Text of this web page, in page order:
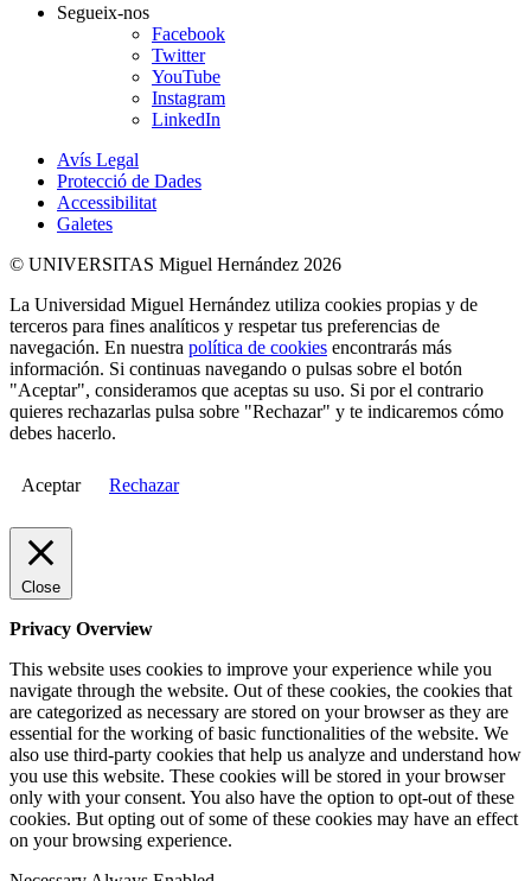
Segueix-nos
Facebook
Twitter
YouTube
Instagram
LinkedIn
Avís Legal
Protecció de Dades
Accessibilitat
Galetes
© UNIVERSITAS Miguel Hernández 2026
La Universidad Miguel Hernández utiliza cookies propias y de
terceros para fines analíticos y respetar tus preferencias de
navegación. En nuestra política de cookies encontrarás más
información. Si continuas navegando o pulsas sobre el botón
"Aceptar", consideramos que aceptas su uso. Si por el contrario
quieres rechazarlas pulsa sobre "Rechazar" y te indicaremos cómo
debes hacerlo.
Aceptar Rechazar
Close
Privacy Overview
This website uses cookies to improve your experience while you
navigate through the website. Out of these cookies, the cookies that
are categorized as necessary are stored on your browser as they are
essential for the working of basic functionalities of the website. We
also use third-party cookies that help us analyze and understand how
you use this website. These cookies will be stored in your browser
only with your consent. You also have the option to opt-out of these
cookies. But opting out of some of these cookies may have an effect
on your browsing experience.